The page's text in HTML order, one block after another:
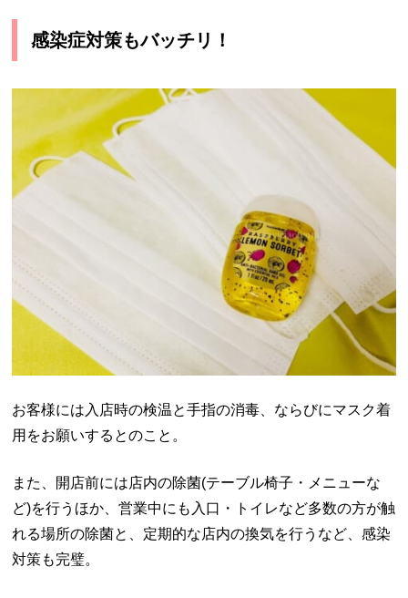
感染症対策もバッチリ！
お客様には入店時の検温と手指の消毒、ならびにマスク着
用をお願いするとのこと。
また、開店前には店内の除菌(テーブル椅子・メニューな
ど)を行うほか、営業中にも入口・トイレなど多数の方が触
れる場所の除菌と、定期的な店内の換気を行うなど、感染
対策も完璧。